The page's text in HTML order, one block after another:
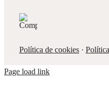
Política de cookies·
Page load link